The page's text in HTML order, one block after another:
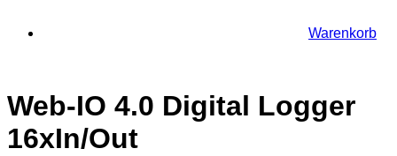
Warenkorb
Web-IO 4.0 Digital Logger
16xIn/Out